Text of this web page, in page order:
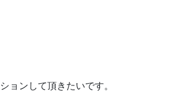
ョンして頂きたいです。